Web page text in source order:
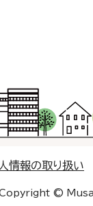
情報の取り扱い
©